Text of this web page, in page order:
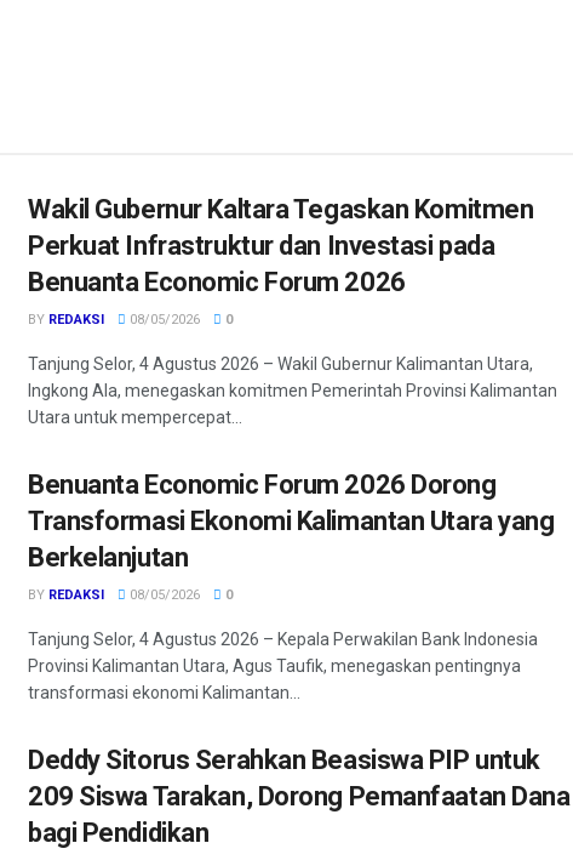
Wakil Gubernur Kaltara Tegaskan Komitmen
Perkuat Infrastruktur dan Investasi pada
Benuanta Economic Forum 2026
BY REDAKSI 08/05/2026 0
Tanjung Selor, 4 Agustus 2026 – Wakil Gubernur Kalimantan Utara,
Ingkong Ala, menegaskan komitmen Pemerintah Provinsi Kalimantan
Utara untuk mempercepat...
Benuanta Economic Forum 2026 Dorong
Transformasi Ekonomi Kalimantan Utara yang
Berkelanjutan
BY REDAKSI 08/05/2026 0
Tanjung Selor, 4 Agustus 2026 – Kepala Perwakilan Bank Indonesia
Provinsi Kalimantan Utara, Agus Taufik, menegaskan pentingnya
transformasi ekonomi Kalimantan...
Deddy Sitorus Serahkan Beasiswa PIP untuk
209 Siswa Tarakan, Dorong Pemanfaatan Dana
bagi Pendidikan